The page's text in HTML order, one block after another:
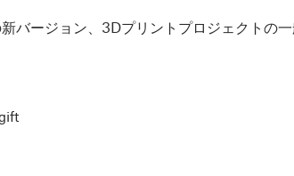
バージョン、3Dプリントプロジェクトの